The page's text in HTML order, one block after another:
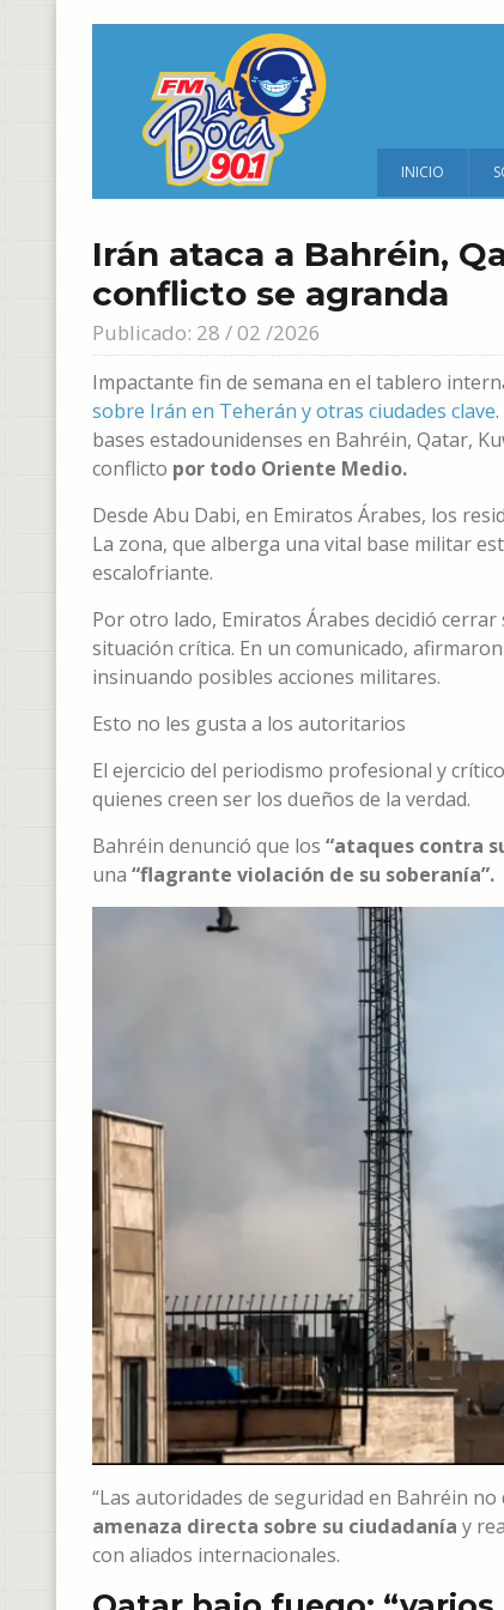
INICIO
Irán ataca a Bahréin,
conflicto se agranda
Publicado: 28 / 02 /2026
Impactante fin de semana en el tablero
sobre Irán en Teherán y otras ciudades clave
bases estadounidenses en Bahréin, Qatar,
conflicto por todo Oriente Medio.
Desde Abu Dabi, en Emiratos Árabes, los
La zona, que alberga una vital base militar
escalofriante.
Por otro lado, Emiratos Árabes decidió
situación crítica. En un comunicado,
insinuando posibles acciones militares.
Esto no les gusta a los autoritarios
El ejercicio del periodismo profesional y
quienes creen ser los dueños de la verdad.
Bahréin denunció que los “ataques contra
una “flagrante violación de su soberanía”.
“Las autoridades de seguridad en Bahréin
amenaza directa sobre su ciudadanía y
con aliados internacionales.